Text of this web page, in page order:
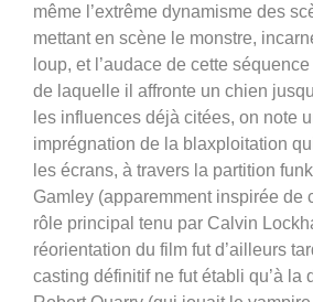
même l’extrême dynamisme des
mettant en scène le monstre,
loup, et l’audace de cette
de laquelle il affronte un chien
les influences déjà citées, on note
imprégnation de la blaxploitation
les écrans, à travers la partition
Gamley (apparemment inspirée de
rôle principal tenu par Calvin
réorientation du film fut d’ailleurs
casting définitif ne fut établi qu’à la